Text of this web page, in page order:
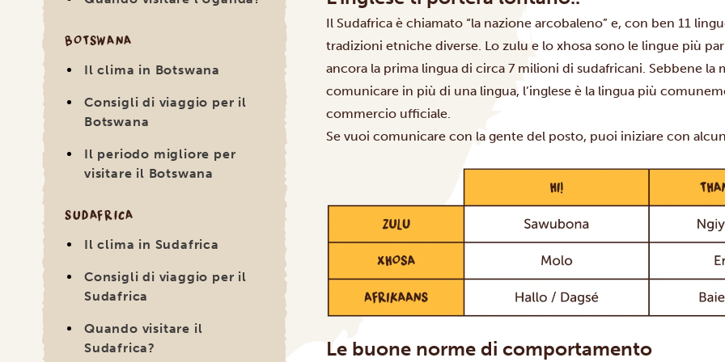
BOTSWANA
Il clima in Botswana
Consigli di viaggio per il
Botswana
Il periodo migliore per
visitare il Botswana
SUDAFRICA
Il clima in Sudafrica
Consigli di viaggio per il
Sudafrica
Quando visitare il
Sudafrica?
Il Sudafrica è chiamato “la nazione arcobaleno” e, con ben 11
tradizioni etniche diverse. Lo zulu e lo xhosa sono le lingue più
ancora la prima lingua di circa 7 milioni di sudafricani. Sebbene la
comunicare in più di una lingua, l’inglese è la lingua più
commercio ufficiale.
Se vuoi comunicare con la gente del posto, puoi iniziare con
Le buone norme di comportamento